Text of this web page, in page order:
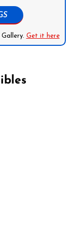
Get it here